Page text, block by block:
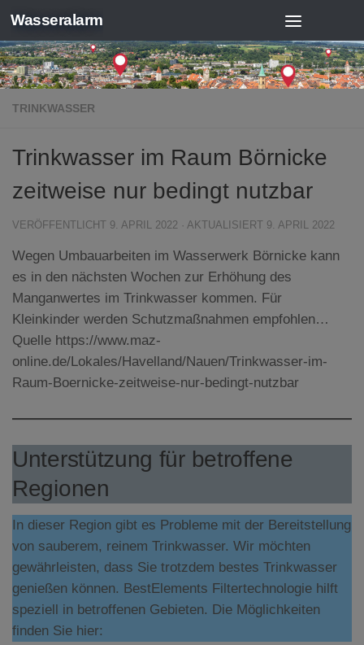
Zum Inhalt springen
Wasseralarm
TRINKWASSER
Trinkwasser im Raum Börnicke
zeitweise nur bedingt nutzbar
VERÖFFENTLICHT 9. APRIL 2022 · AKTUALISIERT 9. APRIL 2022
Wegen Umbauarbeiten im Wasserwerk Börnicke kann
es in den nächsten Wochen zur Erhöhung des
Manganwertes im Trinkwasser kommen. Für
Kleinkinder werden Schutzmaßnahmen empfohlen…
Quelle https://www.maz-
online.de/Lokales/Havelland/Nauen/Trinkwasser-im-
Raum-Boernicke-zeitweise-nur-bedingt-nutzbar
Unterstützung für betroffene
Regionen
In dieser Region gibt es Probleme mit der Bereitstellung
von sauberem, reinem Trinkwasser. Wir möchten
gewährleisten, dass Sie trotzdem bestes Trinkwasser
genießen können. BestElements Filtertechnologie hilft
speziell in betroffenen Gebieten. Die Möglichkeiten
finden Sie hier: